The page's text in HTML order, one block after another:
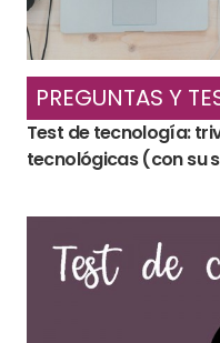
PREGUNTAS Y
Test de tecnología:
tecnológicas (con su